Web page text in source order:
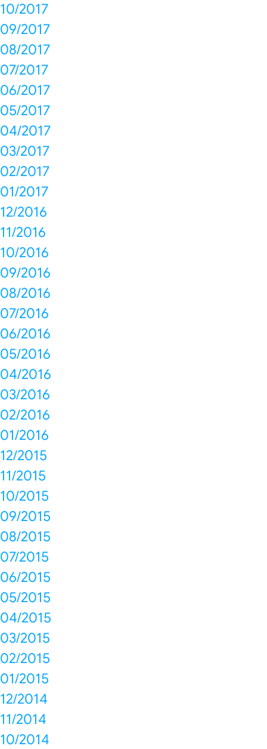
10/2017
09/2017
08/2017
07/2017
06/2017
05/2017
04/2017
03/2017
02/2017
01/2017
12/2016
11/2016
10/2016
09/2016
08/2016
07/2016
06/2016
05/2016
04/2016
03/2016
02/2016
01/2016
12/2015
11/2015
10/2015
09/2015
08/2015
07/2015
06/2015
05/2015
04/2015
03/2015
02/2015
01/2015
12/2014
11/2014
10/2014